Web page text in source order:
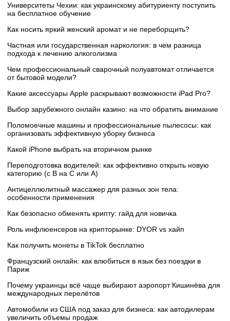
Университеты Чехии: как украинскому абитуриенту поступить
на бесплатное обучение
Как носить яркий женский аромат и не переборщить?
Частная или государственная наркология: в чем разница
подхода к лечению алкоголизма
Чем профессиональный сварочный полуавтомат отличается
от бытовой модели?
Какие аксессуары Apple раскрывают возможности iPad Pro?
Выбор зарубежного онлайн казино: на что обратить внимание
Поломоечные машины и профессиональные пылесосы: как
организовать эффективную уборку бизнеса
Какой iPhone выбрать на вторичном рынке
Переподготовка водителей: как эффективно открыть новую
категорию (с B на C или А)
Антицеллюлитный массажер для разных зон тела:
особенности применения
Как безопасно обменять крипту: гайд для новичка
Роль инфлюенсеров на крипторынке: DYOR vs хайп
Как получить монеты в TikTok бесплатно
Французский онлайн: как влюбиться в язык без поездки в
Париж
Почему украинцы всё чаще выбирают аэропорт Кишинёва для
международных перелётов
Автомобили из США под заказ для бизнеса: как автодилерам
увеличить объемы продаж